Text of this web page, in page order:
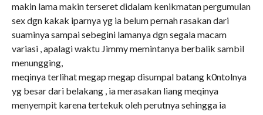
makin lama makin terseret didalam kenikmatan pergumulan
sex dgn kakak iparnya yg ia belum pernah rasakan dari
suaminya sampai sebegini lamanya dgn segala macam
variasi , apalagi waktu Jimmy memintanya berbalik sambil
menungging,
meqinya terlihat megap megap disumpal batang k0ntolnya
yg besar dari belakang , ia merasakan liang meqinya
menyempit karena tertekuk oleh perutnya sehingga ia